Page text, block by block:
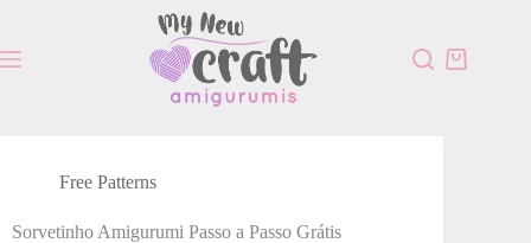
Free Patterns
Sorvetinho Amigurumi Passo a Passo Grátis